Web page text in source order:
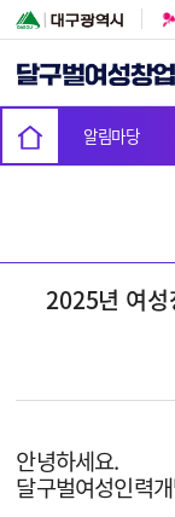
알림마당
2025년 여성
안녕하세요.
달구벌여성인력